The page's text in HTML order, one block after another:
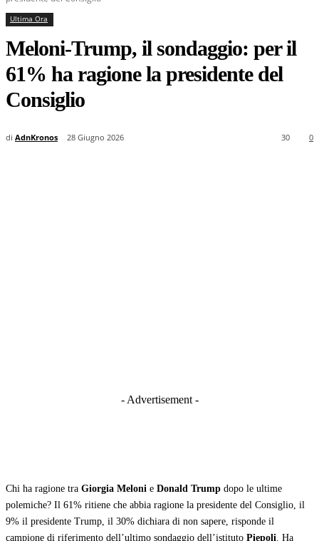
Ultima Ora
Meloni-Trump, il sondaggio: per il
61% ha ragione la presidente del
Consiglio
di AdnKronos 28 Giugno 2026 0
30
- Advertisement -
Chi ha ragione tra Giorgia Meloni e Donald Trump dopo le ultime
polemiche? Il 61% ritiene che abbia ragione la presidente del Consiglio, il
9% il presidente Trump, il 30% dichiara di non sapere, risponde il
campione di riferimento dell’ultimo sondaggio dell’istituto Piepoli. Ha